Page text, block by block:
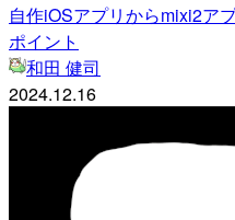
自作iOSアプリからmixi2ア
ポイント
和田 健司
2024.12.16